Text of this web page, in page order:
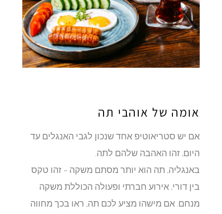
אומה של אוהבי תה
אם יש סטריאוטיפ אחד שנכון לגבי האנגלים עד
היום, זהו האהבה שלהם לתה.
באנגליה, תה הוא יותר מסתם משקה – זהו טקס
בין דורי, אירוע חברתי ופעולה הכוללת משקה
מנחם. אם מישהו מציע לכם תה, ראו בכך מחווה